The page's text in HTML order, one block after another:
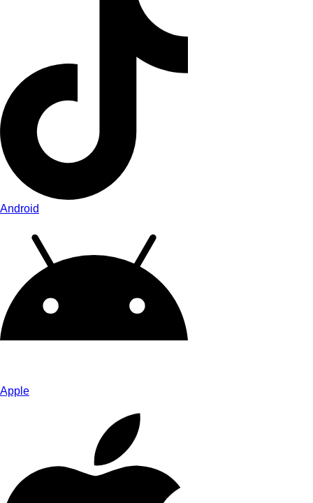
Android
Apple